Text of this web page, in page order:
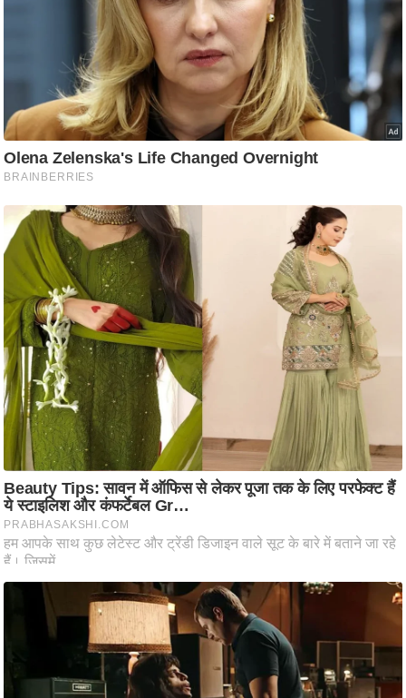
शि
प
रा
ज
नी
ति
वि
श्ले
ष
ण
स
म
सा
म
यि
क
मा
तृ
भू
मि
स्तं